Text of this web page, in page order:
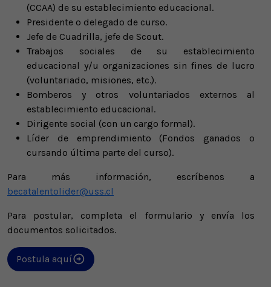
(CCAA) de su establecimiento educacional.​
Presidente o delegado de curso.​
Jefe de Cuadrilla, jefe de Scout.​
Trabajos sociales de su establecimiento
educacional y/u organizaciones sin fines de lucro
(voluntariado, misiones, etc.).​
Bomberos y otros voluntariados externos al
establecimiento educacional.​
Dirigente social (con un cargo formal).​
Líder de emprendimiento (Fondos ganados o
cursando última parte del curso).
Para más información, escríbenos a
becatalentolider@uss.cl
Para postular, completa el formulario y envía los
documentos solicitados.
Postula aquí